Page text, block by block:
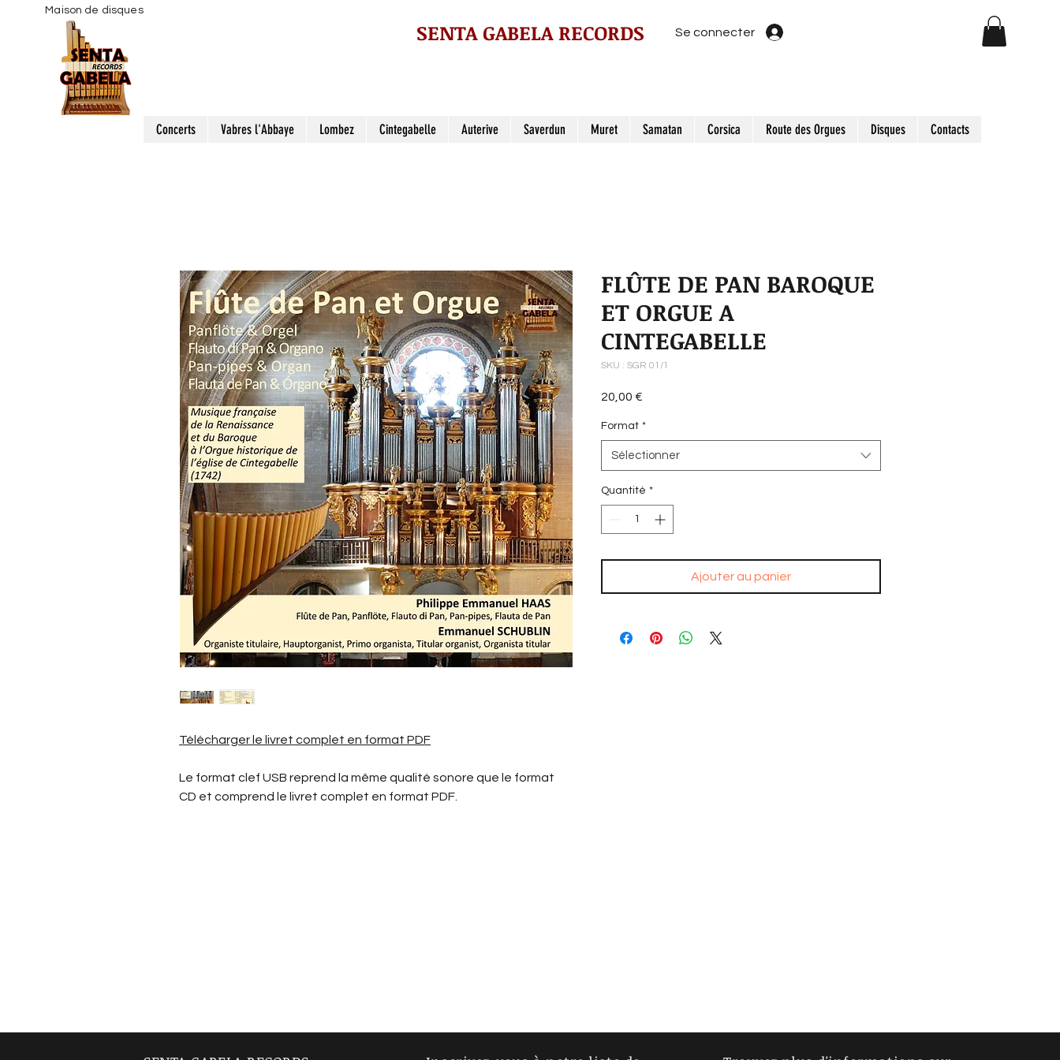
Maison de disques
SENTA GABELA RECORDS Se connecter
Concerts Vabres l'Abbaye Lombez Cintegabelle Auterive Saverdun Muret Samatan Corsica Route des Orgues Disques Contacts
Télécharger le livret complet en format PDF
Le format clef USB reprend la même qualité sonore que le format
CD et comprend le livret complet en format PDF.
FLÛTE DE PAN BAROQUE
ET ORGUE A
CINTEGABELLE
SKU : SGR 01/1
20,00 €
Format *
Sélectionner
Quantité *
Ajouter au panier